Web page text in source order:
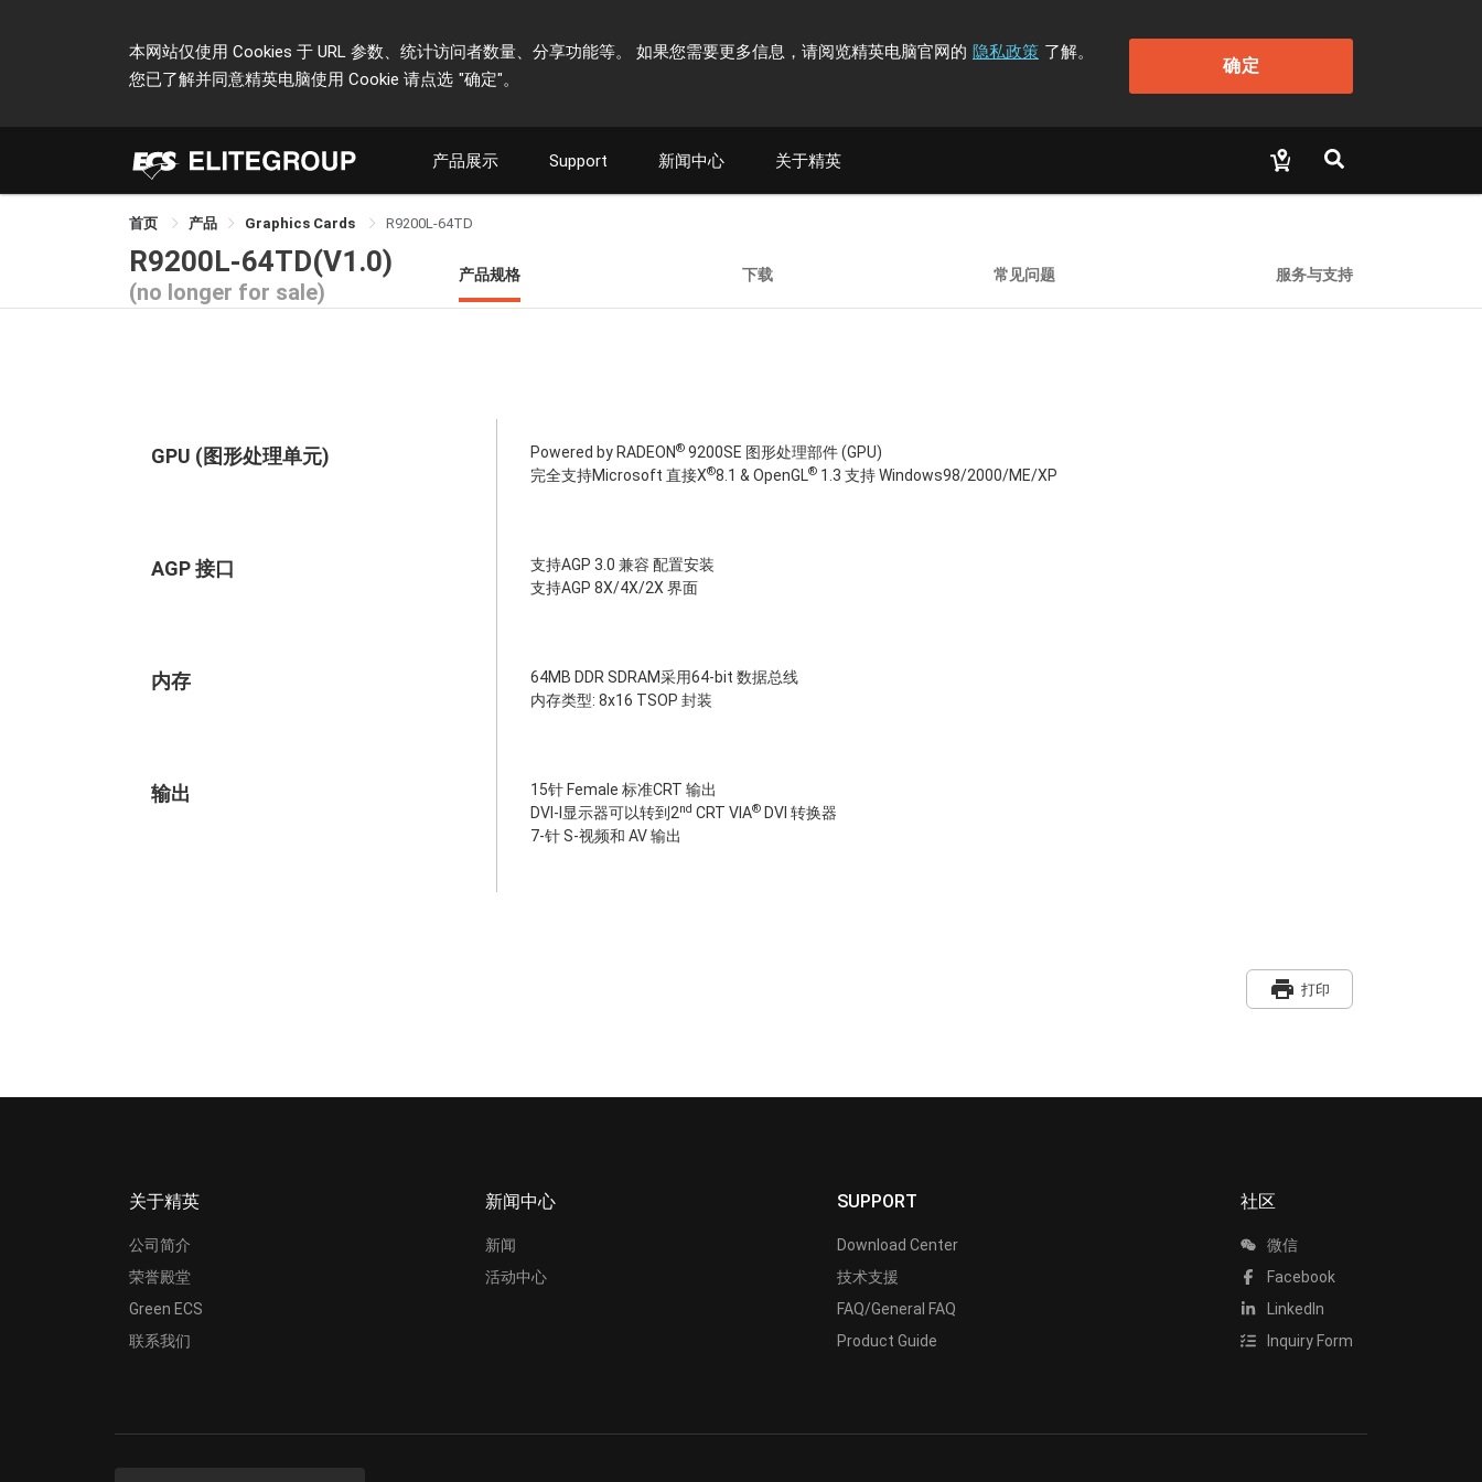
本网站仅使用 Cookies 于 URL 参数、统计访问者数量、分享功能等。 如果您需要更多信息，请阅览精英电脑官网的 隐私政策 了解。
您已了解并同意精英电脑使用 Cookie 请点选 "确定"。
确定
产品展示 Support 新闻中心 关于精英
首页 产品 Graphics Cards R9200L-64TD
R9200L-64TD(V1.0)
(no longer for sale)
产品规格 下载 常见问题 服务与支持
GPU (图形处理单元) Powered by RADEON® 9200SE 图形处理部件 (GPU)
完全支持Microsoft 直接X®8.1 & OpenGL® 1.3 支持 Windows98/2000/ME/XP
AGP 接口
支持AGP 3.0 兼容 配置安装
支持AGP 8X/4X/2X 界面
内存
64MB DDR SDRAM采用64-bit 数据总线
内存类型: 8x16 TSOP 封装
输出
15针 Female 标准CRT 输出
DVI-I显示器可以转到2nd CRT VIA® DVI 转换器
7-针 S-视频和 AV 输出
print 打印
关于精英
公司简介
荣誉殿堂
Green ECS
联系我们
新闻中心
新闻
活动中心
SUPPORT
Download Center
技术支援
FAQ/General FAQ
Product Guide
社区
微信
Facebook
LinkedIn
Inquiry Form